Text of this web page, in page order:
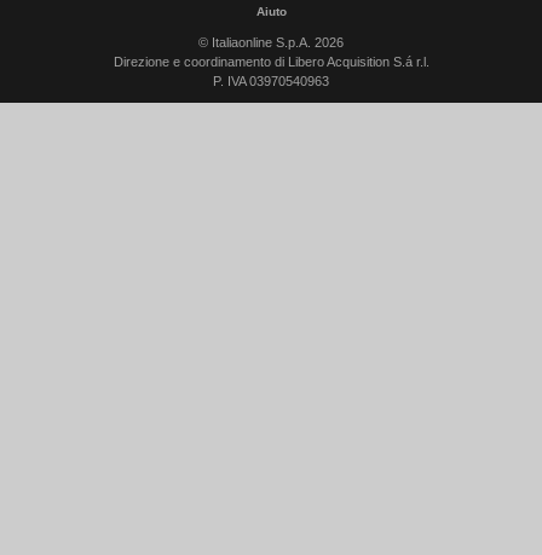
Aiuto
© Italiaonline S.p.A. 2026
Direzione e coordinamento di Libero Acquisition S.á r.l.
P. IVA 03970540963